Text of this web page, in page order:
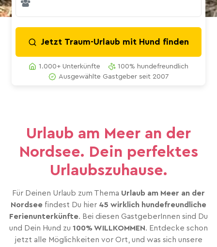
Jetzt Traum-Urlaub mit Hund finden
1.000+ Unterkünfte
100% hundefreundlich
Ausgewählte Gastgeber seit 2007
Urlaub am Meer an der
Nordsee. Dein perfektes
Urlaubszuhause.
Für Deinen Urlaub zum Thema Urlaub am Meer an der
Nordsee findest Du hier 45 wirklich hundefreundliche
Ferienunterkünfte. Bei diesen GastgeberInnen sind Du
und Dein Hund zu 100% WILLKOMMEN. Entdecke schon
jetzt alle Möglichkeiten vor Ort, und was sich unsere